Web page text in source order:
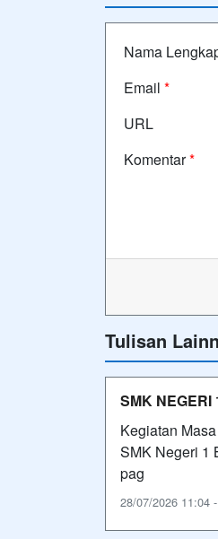
Nama
Email *
URL
Komentar*
Tulisan
SMK NEGERI
Kegiatan
SMK Negeri 1
pag
28/07/2026 11:04